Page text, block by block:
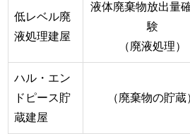
低レベル廃
液処理建屋
液体廃棄物放出量
験
（廃液処理）
ハル・エン
ドピース貯
蔵建屋
（廃棄物の貯蔵